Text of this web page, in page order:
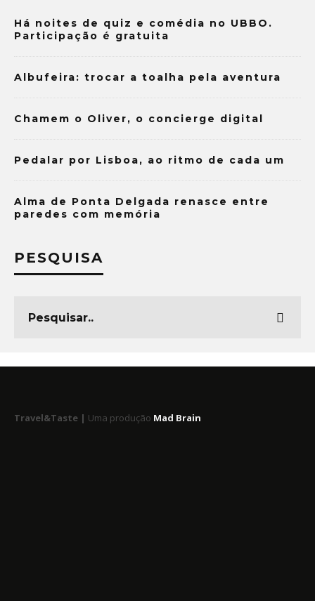
Há noites de quiz e comédia no UBBO.
Participação é gratuita
Albufeira: trocar a toalha pela aventura
Chamem o Oliver, o concierge digital
Pedalar por Lisboa, ao ritmo de cada um
Alma de Ponta Delgada renasce entre
paredes com memória
PESQUISA
Travel&Taste | Uma produção Mad Brain